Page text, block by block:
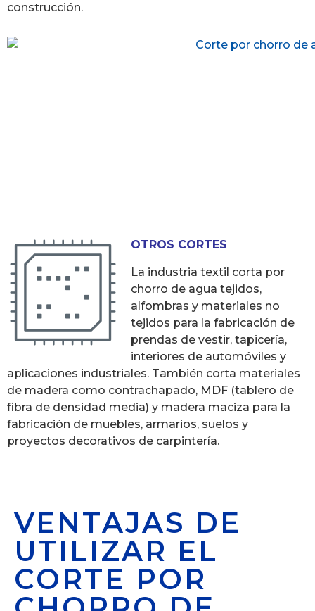
construcción.
OTROS CORTES
La industria textil corta por
chorro de agua tejidos,
alfombras y materiales no
tejidos para la fabricación de
prendas de vestir, tapicería,
interiores de automóviles y
aplicaciones industriales. También corta materiales
de madera como contrachapado, MDF (tablero de
fibra de densidad media) y madera maciza para la
fabricación de muebles, armarios, suelos y
proyectos decorativos de carpintería.
VENTAJAS DE
UTILIZAR EL
CORTE POR